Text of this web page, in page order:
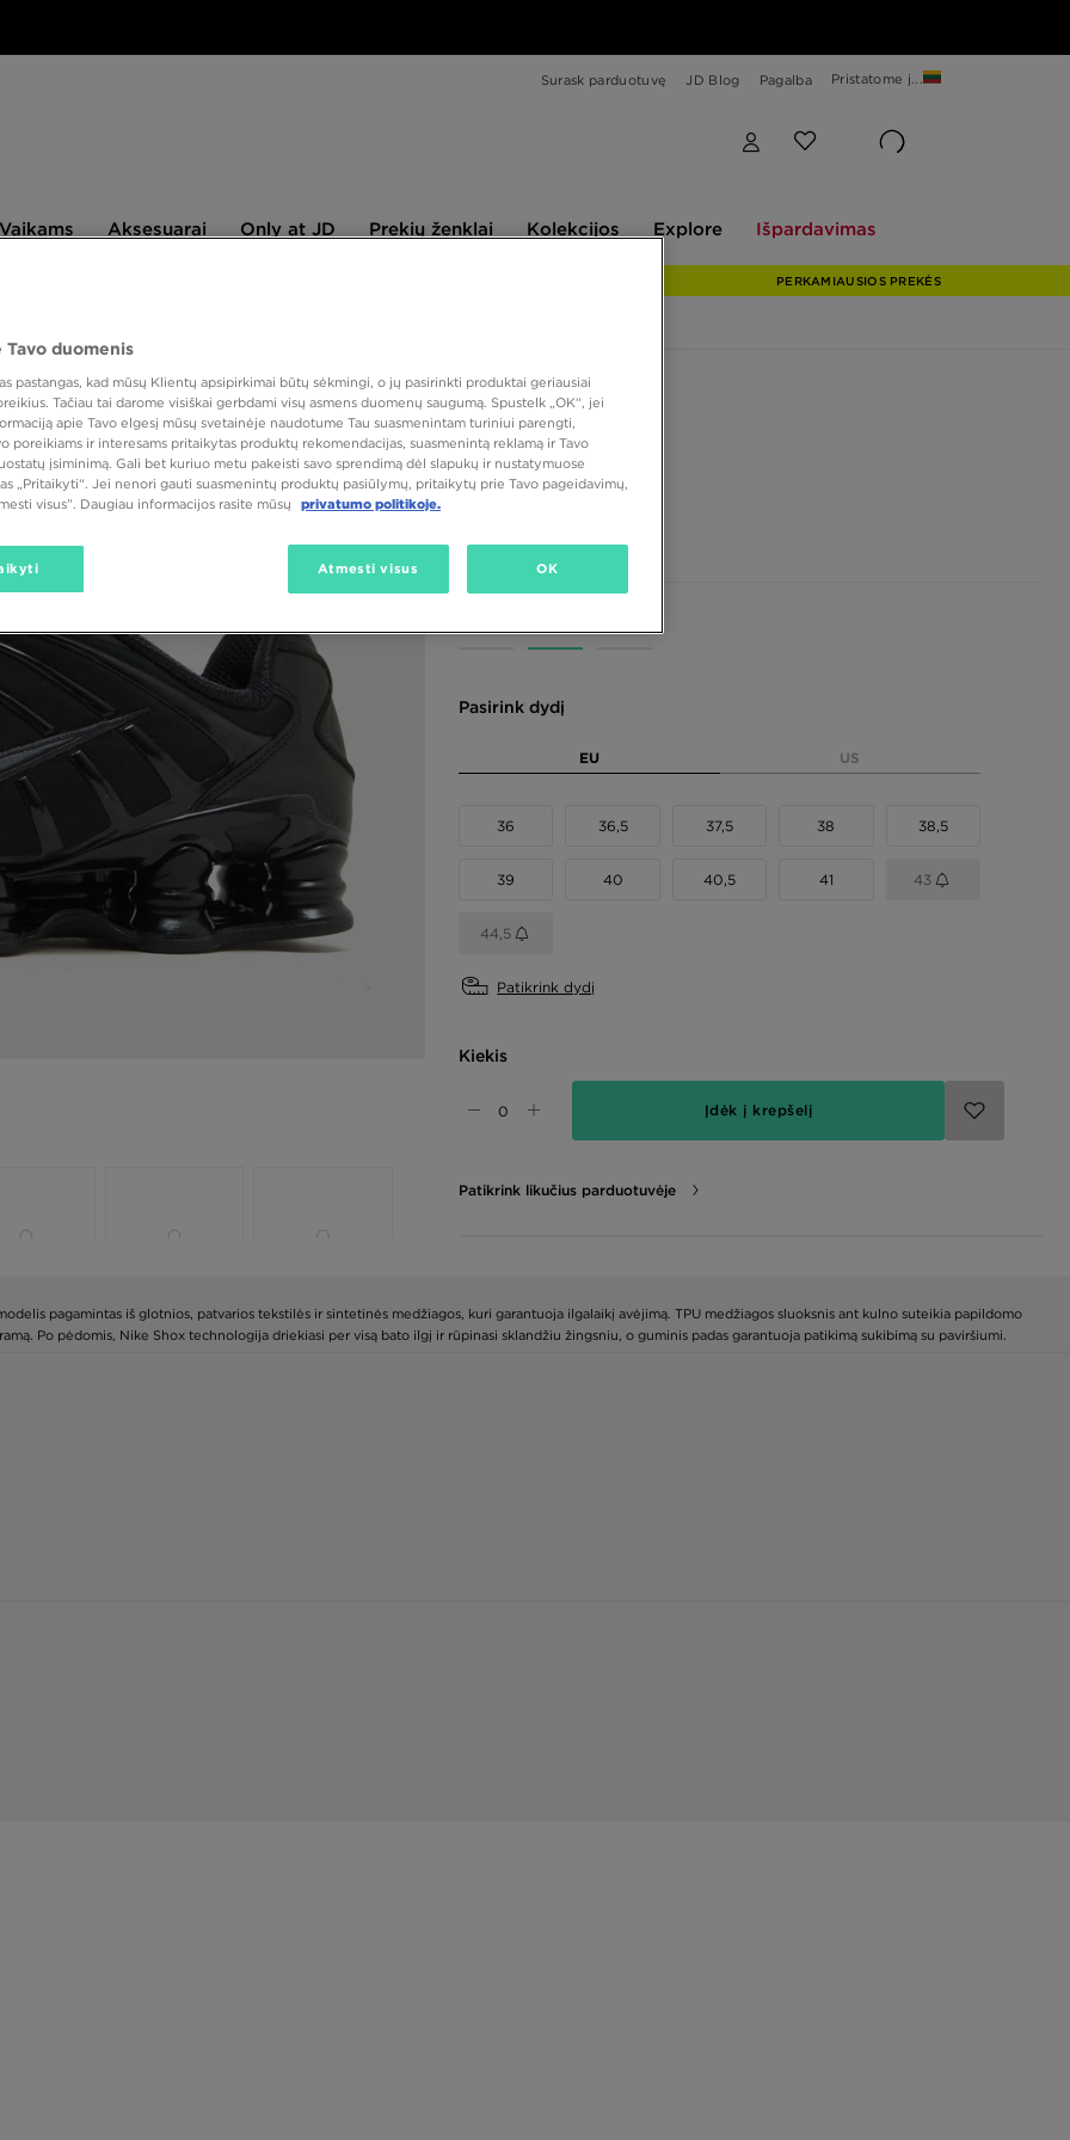
Surask parduotuvę JD Blog Pagalba Pristatome į...
Aksesuarai
at
Only at JD
ženklai
Prekių ženklai Kolekcijos Explore Išpardavimas
PERKAMIAUSIOS PREKĖS
Speciali prekė
NIKE SHOX TL
Pasirink dydį
EU US
36 36,5 37,5 38 38,5
39 40 40,5 41 43
44,5
Patikrink dydį
Kiekis
Įdėk į krepšelį
Patikrink likučius parduotuvėje
pagamintas iš glotnios, patvarios tekstilės ir sintetinės medžiagos, kuri garantuoja ilgalaikį avėjimą. TPU medžiagos sluoksnis ant kulno suteikia papildomo
Po pėdomis, Nike Shox technologija driekiasi per visą bato ilgį ir rūpinasi sklandžiu žingsniu, o guminis padas garantuoja patikimą sukibimą su paviršiumi.
Tavo duomenis
pastangas, kad mūsų Klientų apsipirkimai būtų sėkmingi, o jų pasirinkti produktai geriausiai
Tačiau tai darome visiškai gerbdami visų asmens duomenų saugumą. Spustelk „OK“, jei
apie Tavo elgesį mūsų svetainėje naudotume Tau suasmenintam turiniui parengti,
poreikiams ir interesams pritaikytas produktų rekomendacijas, suasmenintą reklamą ir Tavo
įsiminimą. Gali bet kuriuo metu pakeisti savo sprendimą dėl slapukų ir nustatymuose
„Pritaikyti“. Jei nenori gauti suasmenintų produktų pasiūlymų, pritaikytų prie Tavo pageidavimų,
visus”. Daugiau informacijos rasite mūsų
privatumo politikoje.
Atmesti visus OK